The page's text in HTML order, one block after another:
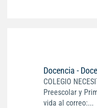
Docencia -
COLEGIO
Preescolar y
vida al correo:...